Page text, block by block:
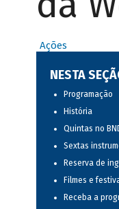
Ações
NESTA
Programação
História
Quintas no
Sextas
Reserva de
Filmes e
Receba a